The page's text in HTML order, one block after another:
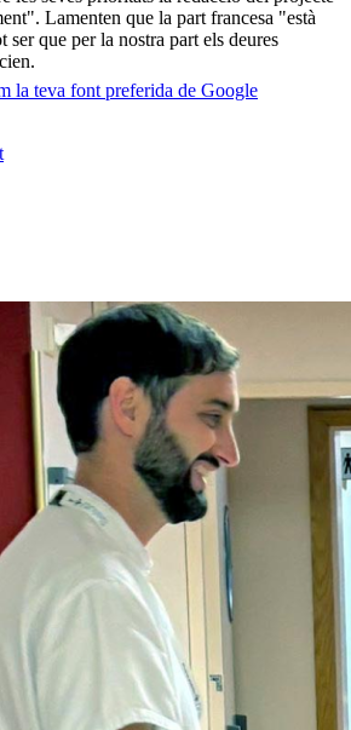
Lamenten que la part francesa "està
que per la nostra part els deures
la teva font preferida de Google